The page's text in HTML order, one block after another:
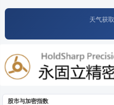
天气获
股市与加密指数